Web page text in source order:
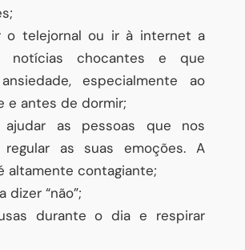
o telejornal ou ir à internet a
notícias chocantes e que
especialmente ao
e antes de dormir;
ajudar as pessoas que nos
as suas emoções. A
altamente contagiante;
dizer “não”;
durante o dia e respirar